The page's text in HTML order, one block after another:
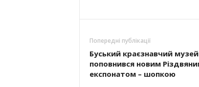
Попередні публікації
Буський краєзнавчий музей
поповнився новим
експонатом – шопкою